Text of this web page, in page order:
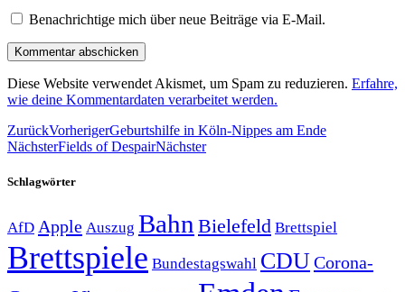
Benachrichtige mich über neue Beiträge via E-Mail.
Diese Website verwendet Akismet, um Spam zu reduzieren. Erfahre,
wie deine Kommentardaten verarbeitet werden.
ZurückVorherigerGeburtshilfe in Köln-Nippes am Ende
NächsterFields of DespairNächster
Schlagwörter
AfD Apple Auszug Bahn Bielefeld Brettspiel
Brettspiele Bundestagswahl CDUCorona-